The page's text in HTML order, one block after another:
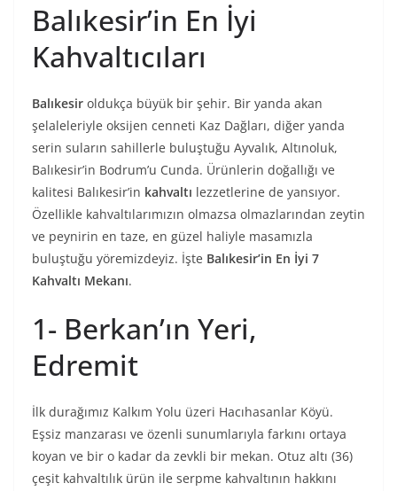
Balıkesir’in En İyi
Kahvaltıcıları
Balıkesir oldukça büyük bir şehir. Bir yanda akan
şelaleleriyle oksijen cenneti Kaz Dağları, diğer yanda
serin suların sahillerle buluştuğu Ayvalık, Altınoluk,
Balıkesir’in Bodrum’u Cunda. Ürünlerin doğallığı ve
kalitesi Balıkesir’in kahvaltı lezzetlerine de yansıyor.
Özellikle kahvaltılarımızın olmazsa olmazlarından zeytin
ve peynirin en taze, en güzel haliyle masamızla
buluştuğu yöremizdeyiz. İşte Balıkesir’in En İyi 7
Kahvaltı Mekanı.
1- Berkan’ın Yeri,
Edremit
İlk durağımız Kalkım Yolu üzeri Hacıhasanlar Köyü.
Eşsiz manzarası ve özenli sunumlarıyla farkını ortaya
koyan ve bir o kadar da zevkli bir mekan. Otuz altı (36)
çeşit kahvaltılık ürün ile serpme kahvaltının hakkını